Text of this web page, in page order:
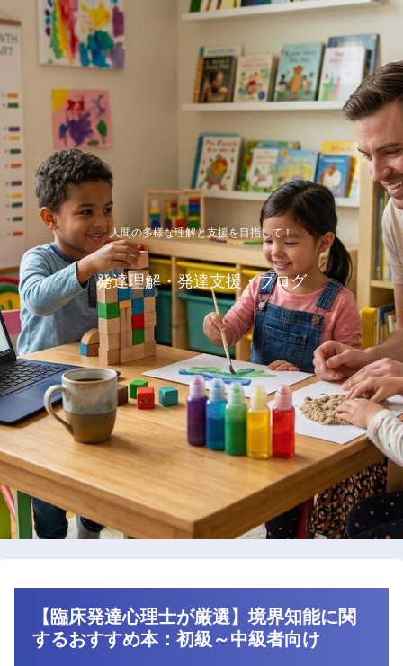
人間の多様な理解と支援を目指して！
発達理解・発達支援・ブログ
【臨床発達心理士が厳選】境界知能に関
するおすすめ本：初級～中級者向け